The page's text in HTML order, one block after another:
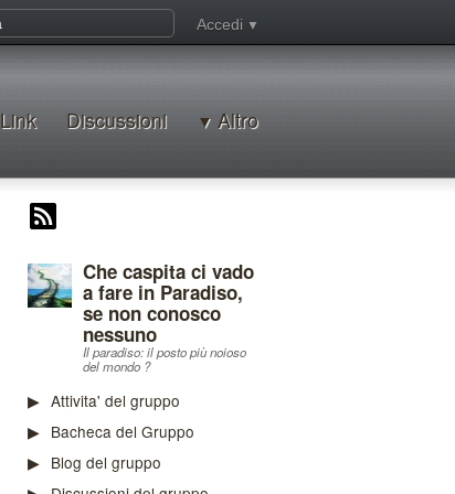
Accedi
Link Discussioni Altro
Che caspita ci vado
a fare in Paradiso,
se non conosco
nessuno
Il paradiso: il posto più noioso
del mondo ?
Attivita' del gruppo
Bacheca del Gruppo
Blog del gruppo